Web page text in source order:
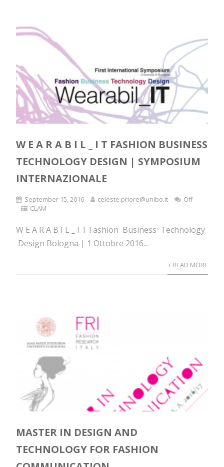
W E A R A B I L _ I T FASHION BUSINESS
TECHNOLOGY DESIGN | SYMPOSIUM
INTERNAZIONALE
September 15, 2016 celeste.priore@unibo.it
Off
CLAM
W E A R A B I L _ I T Fashion Business Technology
Design Bologna | 1 Ottobre 2016...
+ READ MORE
MASTER IN DESIGN AND
TECHNOLOGY FOR FASHION